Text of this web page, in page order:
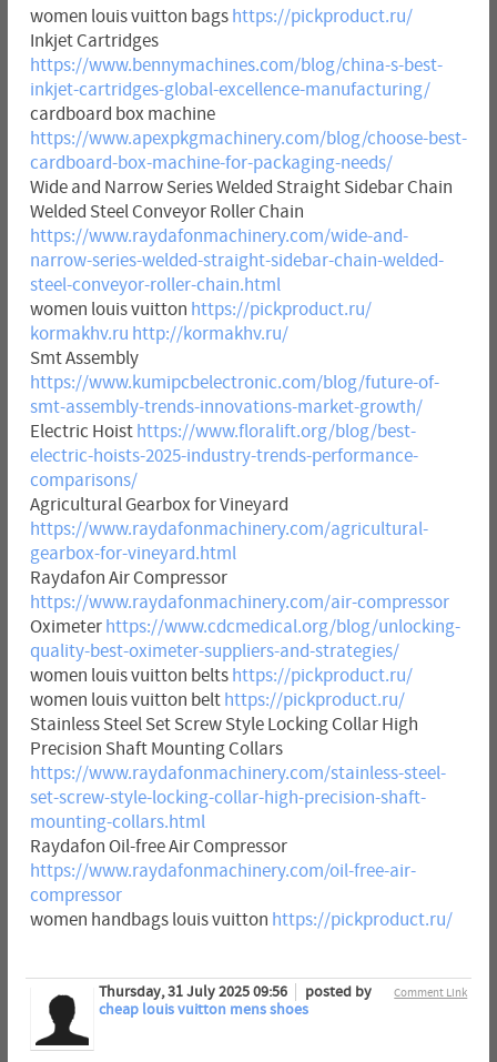
women louis vuitton bags https://pickproduct.ru/
Inkjet Cartridges
https://www.bennymachines.com/blog/china-s-best-
inkjet-cartridges-global-excellence-manufacturing/
cardboard box machine
https://www.apexpkgmachinery.com/blog/choose-best-
cardboard-box-machine-for-packaging-needs/
Wide and Narrow Series Welded Straight Sidebar Chain
Welded Steel Conveyor Roller Chain
https://www.raydafonmachinery.com/wide-and-
narrow-series-welded-straight-sidebar-chain-welded-
steel-conveyor-roller-chain.html
women louis vuitton https://pickproduct.ru/
kormakhv.ru http://kormakhv.ru/
Smt Assembly
https://www.kumipcbelectronic.com/blog/future-of-
smt-assembly-trends-innovations-market-growth/
Electric Hoist https://www.floralift.org/blog/best-
electric-hoists-2025-industry-trends-performance-
comparisons/
Agricultural Gearbox for Vineyard
https://www.raydafonmachinery.com/agricultural-
gearbox-for-vineyard.html
Raydafon Air Compressor
https://www.raydafonmachinery.com/air-compressor
Oximeter https://www.cdcmedical.org/blog/unlocking-
quality-best-oximeter-suppliers-and-strategies/
women louis vuitton belts https://pickproduct.ru/
women louis vuitton belt https://pickproduct.ru/
Stainless Steel Set Screw Style Locking Collar High
Precision Shaft Mounting Collars
https://www.raydafonmachinery.com/stainless-steel-
set-screw-style-locking-collar-high-precision-shaft-
mounting-collars.html
Raydafon Oil-free Air Compressor
https://www.raydafonmachinery.com/oil-free-air-
compressor
women handbags louis vuitton https://pickproduct.ru/
Comment Link
Thursday, 31 July 2025 09:56
posted by
cheap louis vuitton mens shoes